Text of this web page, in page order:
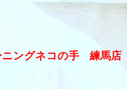
ニングネコの手 練馬店